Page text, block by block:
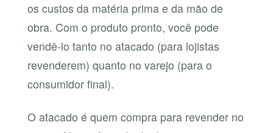
os custos da matéria prima e da mão de
obra. Com o produto pronto, você pode
vendê-lo tanto no atacado (para lojistas
revenderem) quanto no varejo (para o
consumidor final).
O atacado é quem compra para revender no